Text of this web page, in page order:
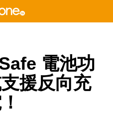
電池功
援反向充